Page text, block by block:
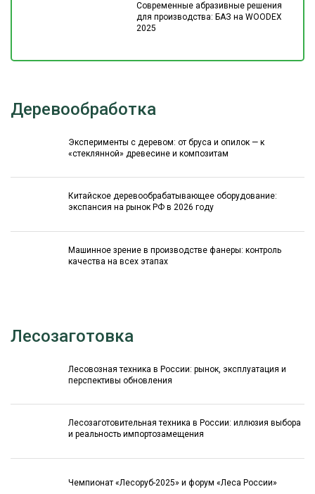
Современные абразивные решения
для производства: БАЗ на WOODEX
2025
Деревообработка
Эксперименты с деревом: от бруса и опилок — к
«стеклянной» древесине и композитам
Китайское деревообрабатывающее оборудование:
экспансия на рынок РФ в 2026 году
Машинное зрение в производстве фанеры: контроль
качества на всех этапах
Лесозаготовка
Лесовозная техника в России: рынок, эксплуатация и
перспективы обновления
Лесозаготовительная техника в России: иллюзия выбора
и реальность импортозамещения
Чемпионат «Лесоруб-2025» и форум «Леса России»